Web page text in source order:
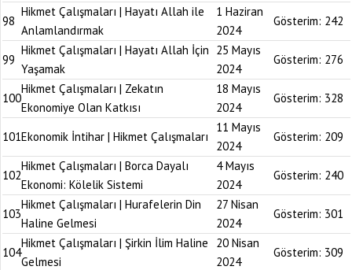
98
Hikmet Çalışmaları | Hayatı Allah ile
Anlamlandırmak
1 Haziran
2024
Gösterim: 242
99
Hikmet Çalışmaları | Hayatı Allah İçin
Yaşamak
25 Mayıs
2024
Gösterim: 276
100
Hikmet Çalışmaları | Zekatın
Ekonomiye Olan Katkısı
18 Mayıs
2024
Gösterim: 328
101Ekonomik İntihar | Hikmet Çalışmaları
11 Mayıs
2024
Gösterim: 209
102
Hikmet Çalışmaları | Borca Dayalı
Ekonomi: Kölelik Sistemi
4 Mayıs
2024
Gösterim: 240
103
Hikmet Çalışmaları | Hurafelerin Din
Haline Gelmesi
27 Nisan
2024
Gösterim: 301
104
Hikmet Çalışmaları | Şirkin İlim Haline
Gelmesi
20 Nisan
2024
Gösterim: 309